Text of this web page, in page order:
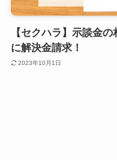
【セクハラ】示談金
に解決金請求！
2023年10月1日